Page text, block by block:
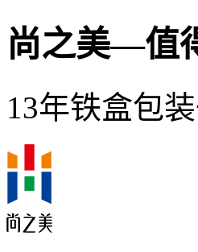
尚之美—值
13年铁盒包